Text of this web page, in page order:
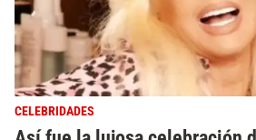
CELEBRIDADES